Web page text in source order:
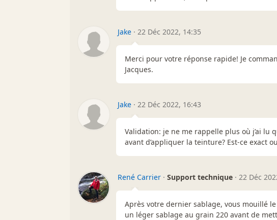
Jake · 22 Déc 2022, 14:35
Merci pour votre réponse rapide! Je
Jacques.
Jake · 22 Déc 2022, 16:43
Validation: je ne me rappelle plus où j’ai lu
avant d’appliquer la teinture? Est-ce exact
René Carrier · Support technique · 22 Déc
Après votre dernier sablage, vous mouillé
un léger sablage au grain 220 avant de